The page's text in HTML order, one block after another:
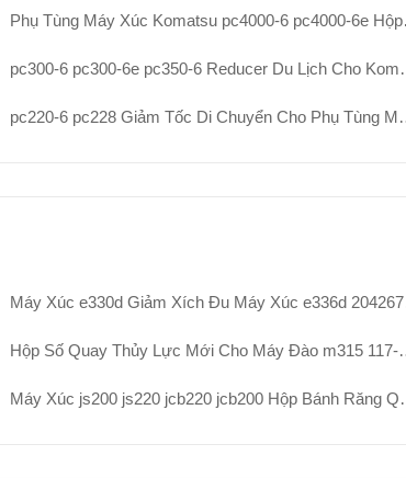
Phụ Tùng Máy Xúc Komatsu pc4000-6 pc4000-6e Hộp Số Du Lịch 92480040 90603140 Bộ Giảm Tốc Truyền Động Cuối Cùng
pc300-6 pc300-6e pc350-6 Reducer Du Lịch Cho Komatsu Excavator Phụ Tùng Phụ Tùng 207-27-00150 207-27-00151 Hộp Số Reducer Đi Bộ
pc220-6 pc228 Giảm Tốc Di Chuyển Cho Phụ Tùng Máy Đào Komatsu 20y-27-d2000 206-27-d1000 Cụm Giảm Tốc Di Chuyển
Máy Xúc e330d Giảm Xích Đu Máy Xúc e336d 2042679 Hộp Số Xoay
Hộp Số Quay Thủy Lực Mới Cho Máy Đào m315 117-7935 152-7375 Phụ Tùng Máy Móc Xây Dựng
Máy Xúc js200 js220 jcb220 jcb200 Hộp Bánh Răng Quay Tay jrc0007